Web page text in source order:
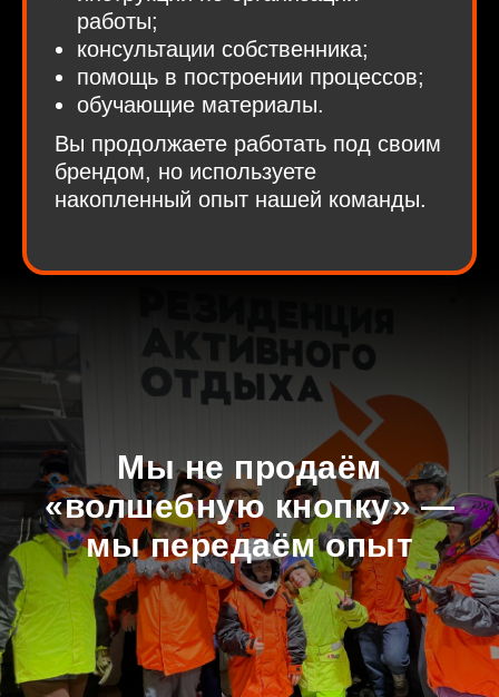
работы;
консультации собственника;
помощь в построении процессов;
обучающие материалы.
Вы продолжаете работать под своим
брендом, но используете
накопленный опыт нашей команды.
Мы не продаём
«волшебную кнопку» —
мы передаём опыт